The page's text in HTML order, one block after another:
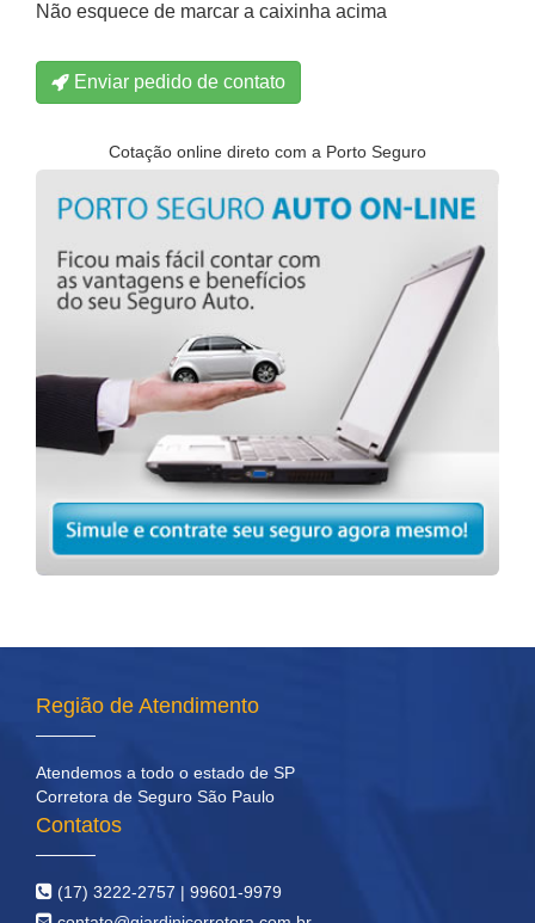
Não esquece de marcar a caixinha acima
Enviar pedido de contato
Cotação online direto com a Porto Seguro
Região de Atendimento
Atendemos a todo o estado de SP
Corretora de Seguro São Paulo
Contatos
(17) 3222-2757 | 99601-9979